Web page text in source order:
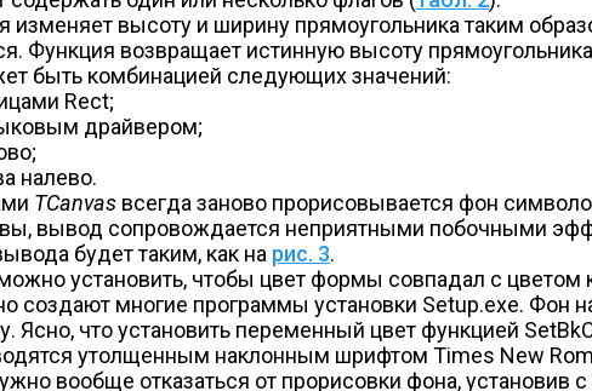
изменяет высоту и ширину прямоугольника таким
Функция возвращает истинную высоту
быть комбинацией следующих значений:
Rect;
драйвером;
налево.
TCanvas всегда заново прорисовывается фон
вывод сопровождается неприятными побочными
будет таким, как на рис. 3.
установить, чтобы цвет формы совпадал с
создают многие программы установки Setup.exe. Фон
Ясно, что установить переменный цвет функцией
утолщенным наклонным шрифтом Times New
вообще отказаться от прорисовки фона, установив